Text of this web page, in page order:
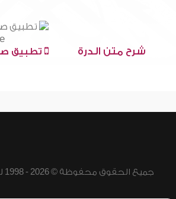
شرح متن الدرة تطبيق
جميع الحقوق محفوظة © 2026 - 1998 لشبكة إسلام ويب